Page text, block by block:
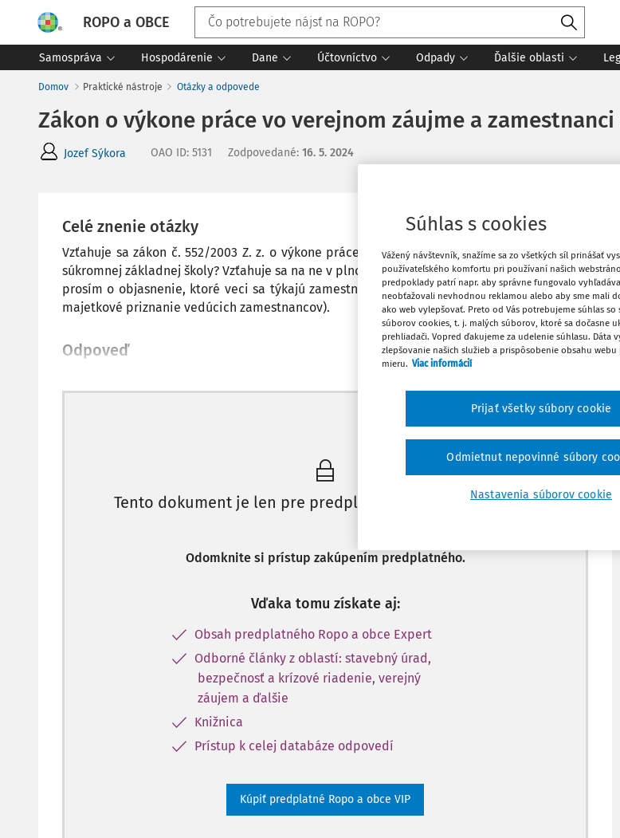
ROPO a OBCE
Samospráva Hospodárenie Dane Účtovníctvo Odpady Ďalšie oblasti
Domov Praktické nástroje Otázky a odpovede
Zákon o výkone práce vo verejnom záujme a
Jozef Sýkora OAO ID: 5131 Zodpovedané: 16. 5. 2024
Celé znenie otázky
Vzťahuje sa zákon č. 552/2003 Z. z. o výkone práce vo verejnom záujme na zamestnancov
súkromnej základnej školy? Vzťahuje sa na ne v plnom rozsahu alebo len čiastočne? Ak áno,
prosím o objasnenie, ktoré veci sa týkajú zamestnancov súkromnej základnej školy (napr.
majetkové priznanie vedúcich zamestnancov).
Odpoveď
Máte predplatné? Prihláste sa
Tento dokument je len pre predplatiteľov Ropo a obce VIP.
Odomknite si prístup zakúpením predplatného.
Vďaka tomu získate aj:
Obsah predplatného Ropo a obce Expert
Odborné články z oblastí: stavebný úrad,
bezpečnosť a krízové riadenie, verejný
záujem a ďalšie
Knižnica
Prístup k celej databáze odpovedí
Kúpiť predplatné Ropo a obce VIP
Súhlas s cookies
Vážený návštevník, snažíme sa zo všetkých síl prinášať
používateľského komfortu pri používaní našich
predpoklady patrí napr. aby správne fungovalo
neobťažovali nevhodnou reklamou alebo aby sme mali
ako web vylepšovať. Preto od Vás potrebujeme súhlas so
súborov cookies, t. j. malých súborov, ktoré sa dočasne
prehliadači. Vopred ďakujeme za udelenie súhlasu. Dáta
zlepšovanie našich služieb a prispôsobenie obsahu webu
mieru. Viac informácií
Nastavenia súborov cookie
Odmietnut nepovinné súbory
Prijať všetky súbory cookie